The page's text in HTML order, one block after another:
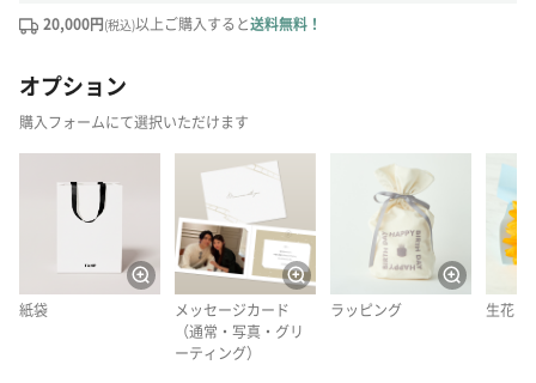
20,000円(税込)以上ご購入すると送料無料！
オプション
購入フォームにて選択いただけます
紙袋
メッセージカード
（通常・写真・グリ
ーティング）
ラッピング 生花